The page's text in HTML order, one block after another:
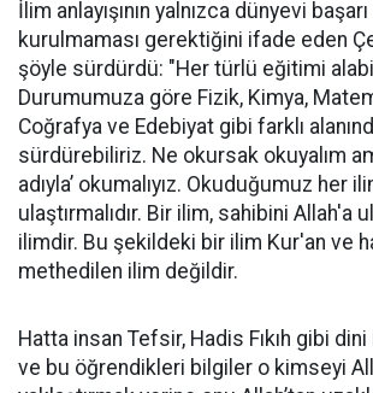
İlim anlayışının yalnızca dünyevi
kurulmaması gerektiğini ifade eden
şöyle sürdürdü: "Her türlü eğitimi
Durumumuza göre Fizik, Kimya,
Coğrafya ve Edebiyat gibi farklı
sürdürebiliriz. Ne okursak okuyalım
adıyla’ okumalıyız. Okuduğumuz her
ulaştırmalıdır. Bir ilim, sahibini Allah'a
ilimdir. Bu şekildeki bir ilim Kur'an ve
methedilen ilim değildir.
Hatta insan Tefsir, Hadis Fıkıh gibi
ve bu öğrendikleri bilgiler o kimseyi